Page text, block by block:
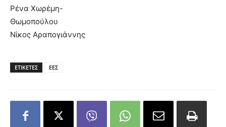
Ρένα Χωρέμη-
Θωμοπούλου
Νίκος Αραπογιάννης
ΕΤΙΚΕΤΕΣ ΕΕΣ